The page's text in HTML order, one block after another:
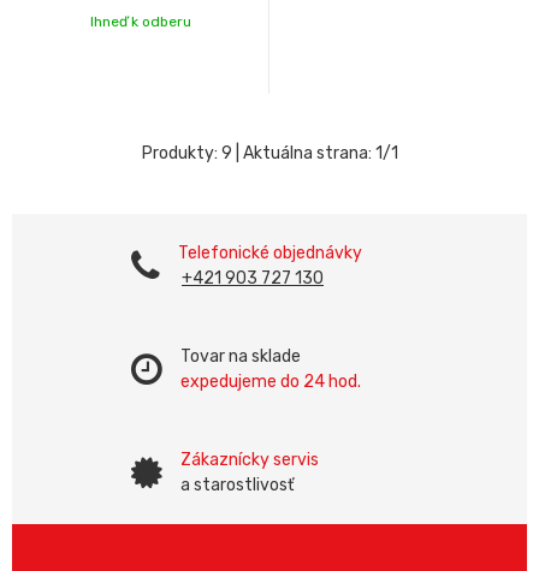
Ihneď k odberu
Produkty: 9 | Aktuálna strana: 1/1
Telefonické objednávky
+421 903 727 130
Tovar na sklade
expedujeme do 24 hod.
Zákaznícky servis
a starostlivosť